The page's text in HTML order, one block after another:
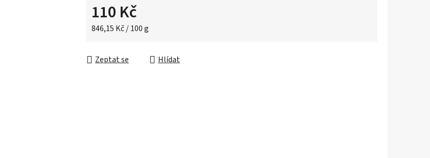
110 Kč
Měrná cena:
846,15 Kč / 100 g
Zeptat se Hlídat